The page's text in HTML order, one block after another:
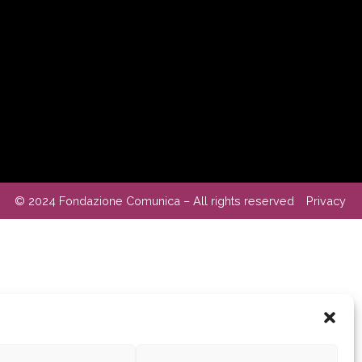
© 2024 Fondazione Comunica – All rights reserved Privacy